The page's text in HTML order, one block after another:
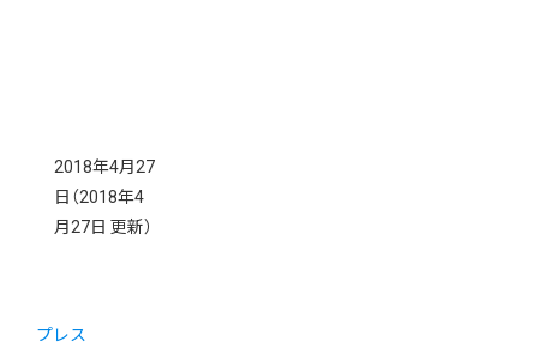
2018年4月27
日 （2018年4
月27日 更新）
プレス